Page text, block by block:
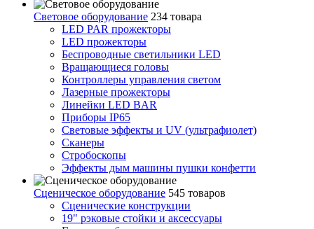
Световое оборудование 234 товара
LED PAR прожекторы
LED прожекторы
Беспроводные светильники LED
Вращающиеся головы
Контроллеры управления светом
Лазерные прожекторы
Линейки LED BAR
Приборы IP65
Световые эффекты и UV (ультрафиолет)
Сканеры
Стробоскопы
Эффекты дым машины пушки конфетти
Сценическое оборудование 545 товаров
Сценические конструкции
19" рэковые стойки и аксесcуары